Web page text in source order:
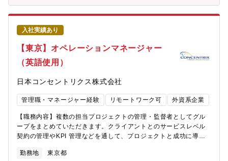
ます。 ・浜松町勤務：男性7名、女性0名・立川勤務 ：男性10
名、女性36名・名古屋勤務：男性2名、女性0名・大阪勤務 ：男
性16名、女性31名 ■チーム構成（セーフティーサービス部事故サ
ポート課）在籍：8名（男性4名／女性4名）損害保険会社の損害サ
ービス部門経験者が中核として活躍中「保険会社側の視点がわか
るメンバーが近くにいる」そんな安心感のある職場です。【入社
後のOJT期間や内容】・入社～1か月：OJT担当のサポートのも
ながら、実務スキルを定着・3か月以降：独り立ち（チームでのフ
ォロー体制あり）段階的に成長できる環境で、無理なく業務に馴
染んでいただけます。【キャリアパス】・契約社員スタート（無
リア形成が可能将来的には、事故対応だけでなく、事故削減施策
の企画・運用など、上流業務へのチャレンジも期待しています。
※無期雇用転換後、正社員の定年は65歳（誕生日月末）【ポジシ
ョンの魅力】・事故対応の「専門家」としてキャリアを築ける・
入社実績あり
【東京】オペレーションマネージャー
（英語使用）
日本コンセントリクス株式会社
管理職・マネージャー経験 リモートワーク可 外資系企業
【職務内容】複数の担当プロジェクトの管理・監督者としてグル
ープをまとめていただきます。クライアントとのサービスレベル
契約の管理やKPI 管理などを通して、プロジェクトと成功に導く
【具体的な業務】■ クライアントサービスレベル契約の理解した
勤務地 東京都